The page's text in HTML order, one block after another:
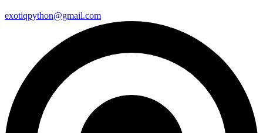
exotiqpython@gmail.com